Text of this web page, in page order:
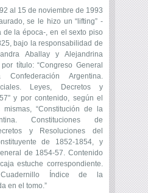
al 15 de noviembre de 1993
se le hizo un “lifting” -
la época-, en el sexto piso
bajo la responsabilidad de
Aballay y Alejandrina
título: “Congreso General
Argentina.
Leyes, Decretos y
y por contenido, según el
“Constitución de la
Constituciones de
y Resoluciones del
de 1852-1854, y
de 1854-57. Contenido
estuche correspondiente.
Índice de la
en el tomo.”